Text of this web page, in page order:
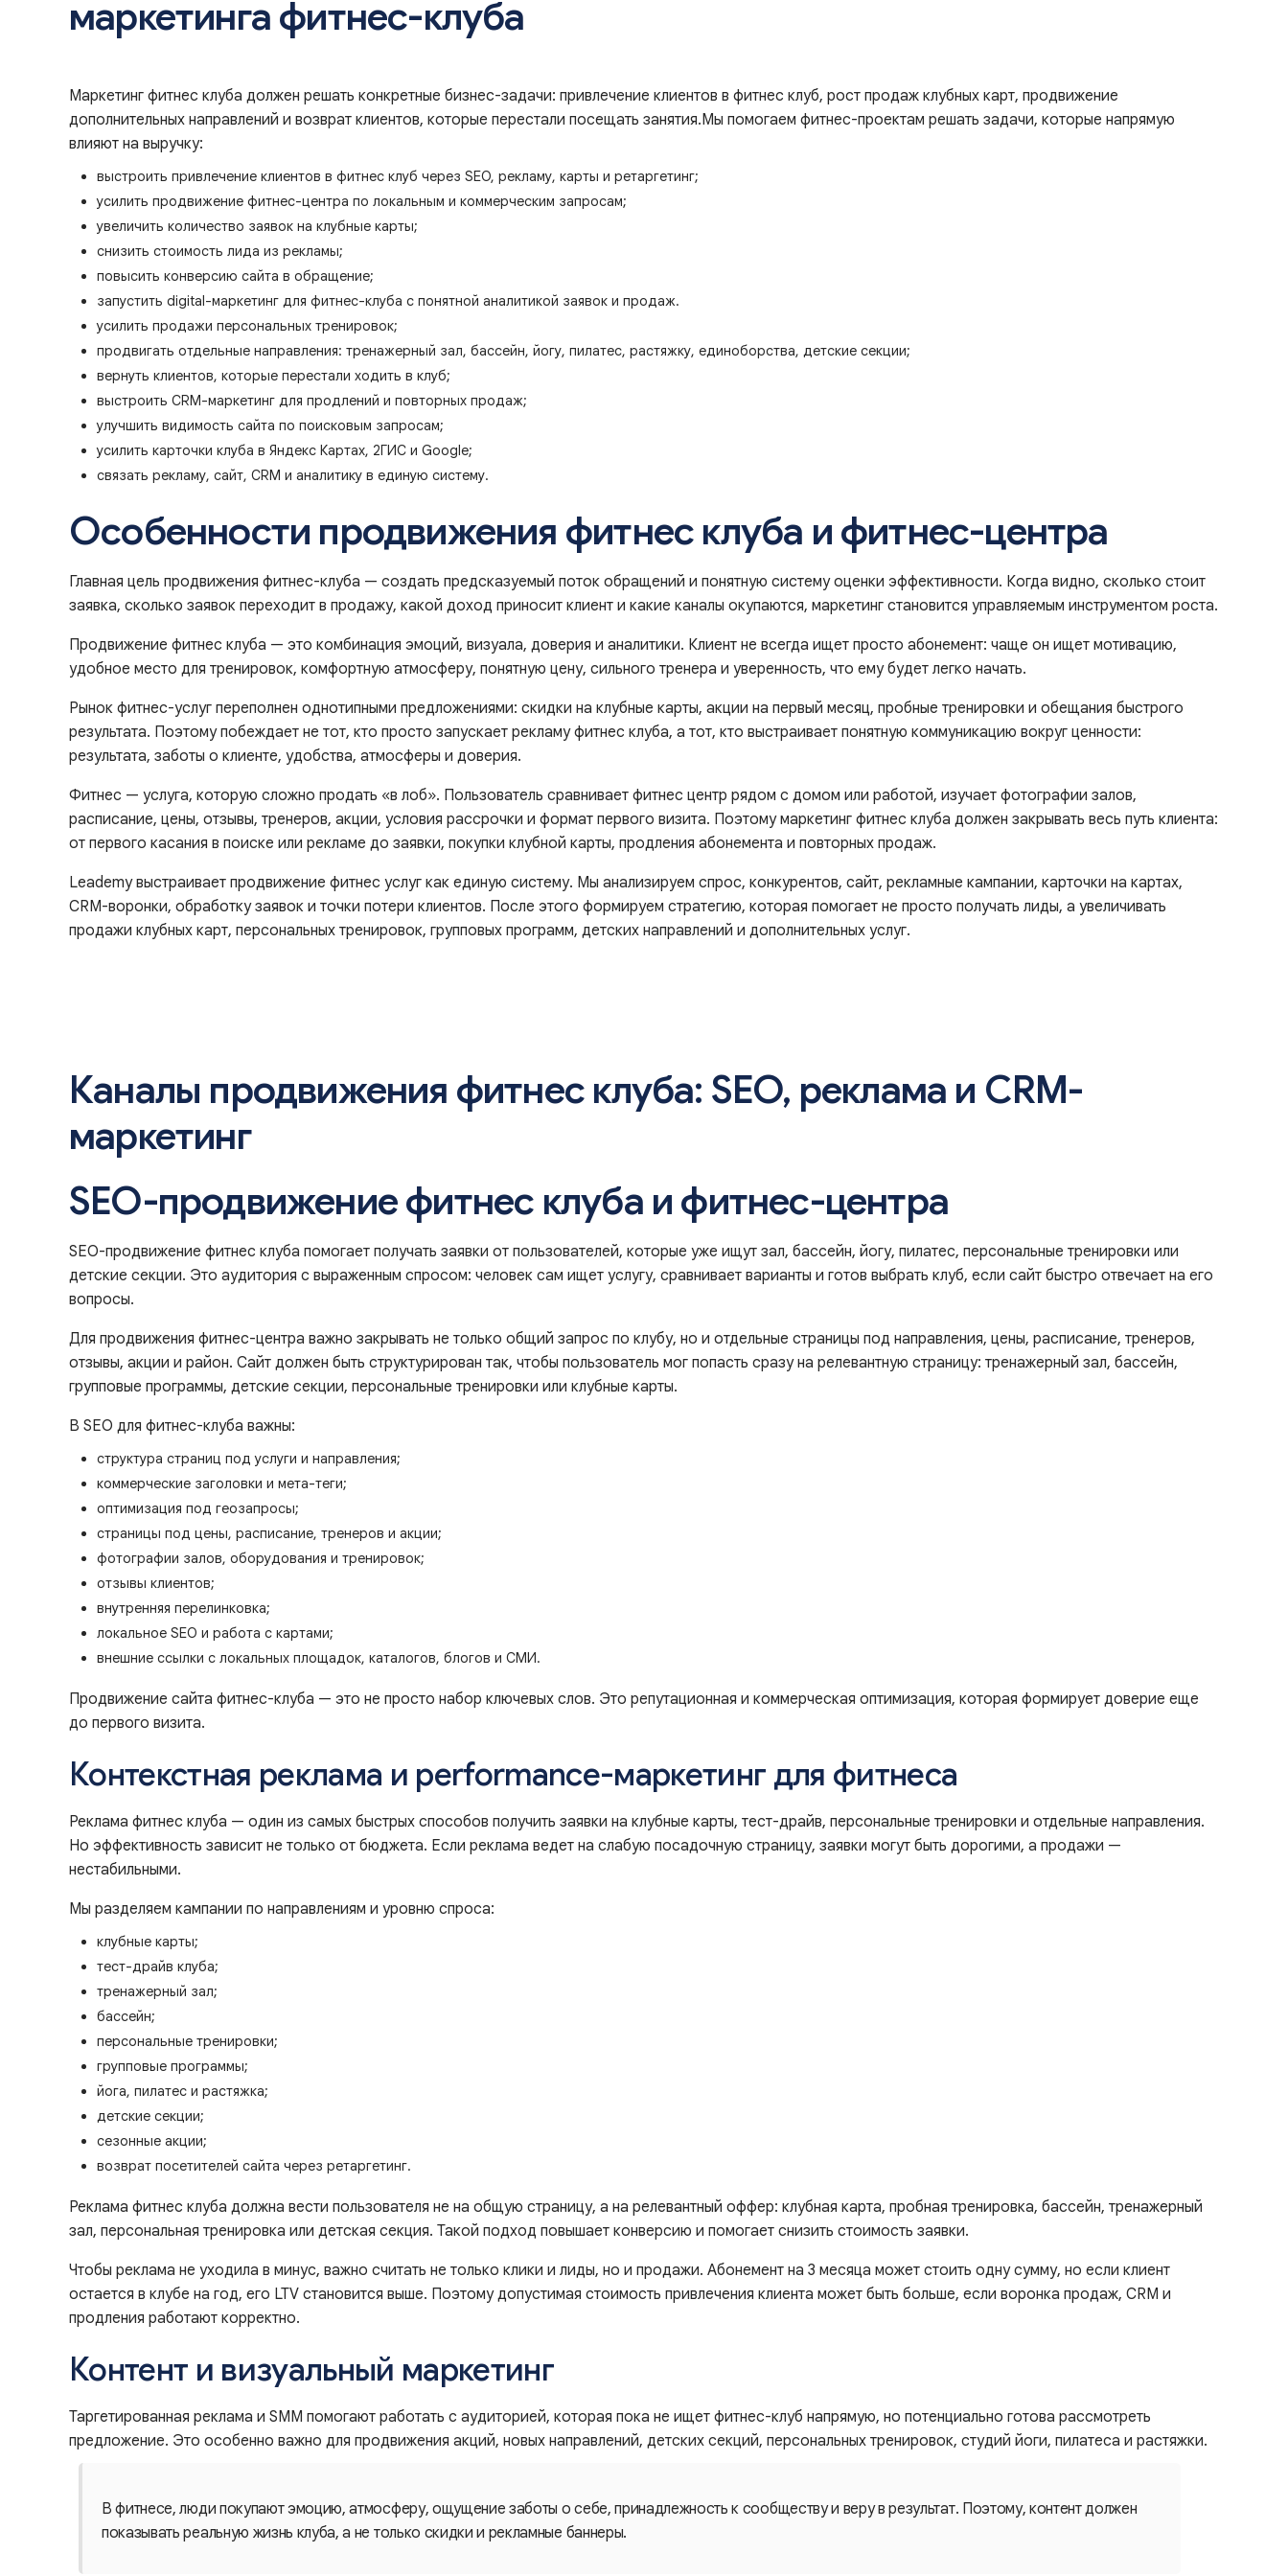
маркетинга фитнес-клуба
Маркетинг фитнес клуба должен решать конкретные бизнес-задачи: привлечение клиентов в фитнес клуб, рост продаж клубных карт, продвижение
дополнительных направлений и возврат клиентов, которые перестали посещать занятия.Мы помогаем фитнес-проектам решать задачи, которые напрямую
влияют на выручку:
выстроить привлечение клиентов в фитнес клуб через SEO, рекламу, карты и ретаргетинг;
усилить продвижение фитнес-центра по локальным и коммерческим запросам;
увеличить количество заявок на клубные карты;
снизить стоимость лида из рекламы;
повысить конверсию сайта в обращение;
запустить digital-маркетинг для фитнес-клуба с понятной аналитикой заявок и продаж.
усилить продажи персональных тренировок;
продвигать отдельные направления: тренажерный зал, бассейн, йогу, пилатес, растяжку, единоборства, детские секции;
вернуть клиентов, которые перестали ходить в клуб;
выстроить CRM-маркетинг для продлений и повторных продаж;
улучшить видимость сайта по поисковым запросам;
усилить карточки клуба в Яндекс Картах, 2ГИС и Google;
связать рекламу, сайт, CRM и аналитику в единую систему.
Особенности продвижения фитнес клуба и фитнес-центра
Главная цель продвижения фитнес-клуба — создать предсказуемый поток обращений и понятную систему оценки эффективности. Когда видно, сколько стоит
заявка, сколько заявок переходит в продажу, какой доход приносит клиент и какие каналы окупаются, маркетинг становится управляемым инструментом роста.
Продвижение фитнес клуба — это комбинация эмоций, визуала, доверия и аналитики. Клиент не всегда ищет просто абонемент: чаще он ищет мотивацию,
удобное место для тренировок, комфортную атмосферу, понятную цену, сильного тренера и уверенность, что ему будет легко начать.
Рынок фитнес-услуг переполнен однотипными предложениями: скидки на клубные карты, акции на первый месяц, пробные тренировки и обещания быстрого
результата. Поэтому побеждает не тот, кто просто запускает рекламу фитнес клуба, а тот, кто выстраивает понятную коммуникацию вокруг ценности:
результата, заботы о клиенте, удобства, атмосферы и доверия.
Фитнес — услуга, которую сложно продать «в лоб». Пользователь сравнивает фитнес центр рядом с домом или работой, изучает фотографии залов,
расписание, цены, отзывы, тренеров, акции, условия рассрочки и формат первого визита. Поэтому маркетинг фитнес клуба должен закрывать весь путь клиента:
от первого касания в поиске или рекламе до заявки, покупки клубной карты, продления абонемента и повторных продаж.
Leademy выстраивает продвижение фитнес услуг как единую систему. Мы анализируем спрос, конкурентов, сайт, рекламные кампании, карточки на картах,
CRM-воронки, обработку заявок и точки потери клиентов. После этого формируем стратегию, которая помогает не просто получать лиды, а увеличивать
продажи клубных карт, персональных тренировок, групповых программ, детских направлений и дополнительных услуг.
Каналы продвижения фитнес клуба: SEO, реклама и CRM-
маркетинг
SEO-продвижение фитнес клуба и фитнес-центра
SEO-продвижение фитнес клуба помогает получать заявки от пользователей, которые уже ищут зал, бассейн, йогу, пилатес, персональные тренировки или
детские секции. Это аудитория с выраженным спросом: человек сам ищет услугу, сравнивает варианты и готов выбрать клуб, если сайт быстро отвечает на его
вопросы.
Для продвижения фитнес-центра важно закрывать не только общий запрос по клубу, но и отдельные страницы под направления, цены, расписание, тренеров,
отзывы, акции и район. Сайт должен быть структурирован так, чтобы пользователь мог попасть сразу на релевантную страницу: тренажерный зал, бассейн,
групповые программы, детские секции, персональные тренировки или клубные карты.
В SEO для фитнес-клуба важны:
структура страниц под услуги и направления;
коммерческие заголовки и мета-теги;
оптимизация под геозапросы;
страницы под цены, расписание, тренеров и акции;
фотографии залов, оборудования и тренировок;
отзывы клиентов;
внутренняя перелинковка;
локальное SEO и работа с картами;
внешние ссылки с локальных площадок, каталогов, блогов и СМИ.
Продвижение сайта фитнес-клуба — это не просто набор ключевых слов. Это репутационная и коммерческая оптимизация, которая формирует доверие еще
до первого визита.
Контекстная реклама и performance-маркетинг для фитнеса
Реклама фитнес клуба — один из самых быстрых способов получить заявки на клубные карты, тест-драйв, персональные тренировки и отдельные направления.
Но эффективность зависит не только от бюджета. Если реклама ведет на слабую посадочную страницу, заявки могут быть дорогими, а продажи —
нестабильными.
Мы разделяем кампании по направлениям и уровню спроса:
клубные карты;
тест-драйв клуба;
тренажерный зал;
бассейн;
персональные тренировки;
групповые программы;
йога, пилатес и растяжка;
детские секции;
сезонные акции;
возврат посетителей сайта через ретаргетинг.
Реклама фитнес клуба должна вести пользователя не на общую страницу, а на релевантный оффер: клубная карта, пробная тренировка, бассейн, тренажерный
зал, персональная тренировка или детская секция. Такой подход повышает конверсию и помогает снизить стоимость заявки.
Чтобы реклама не уходила в минус, важно считать не только клики и лиды, но и продажи. Абонемент на 3 месяца может стоить одну сумму, но если клиент
остается в клубе на год, его LTV становится выше. Поэтому допустимая стоимость привлечения клиента может быть больше, если воронка продаж, CRM и
продления работают корректно.
Контент и визуальный маркетинг
Таргетированная реклама и SMM помогают работать с аудиторией, которая пока не ищет фитнес-клуб напрямую, но потенциально готова рассмотреть
предложение. Это особенно важно для продвижения акций, новых направлений, детских секций, персональных тренировок, студий йоги, пилатеса и растяжки.
В фитнесе, люди покупают эмоцию, атмосферу, ощущение заботы о себе, принадлежность к сообществу и веру в результат. Поэтому, контент должен
показывать реальную жизнь клуба, а не только скидки и рекламные баннеры.